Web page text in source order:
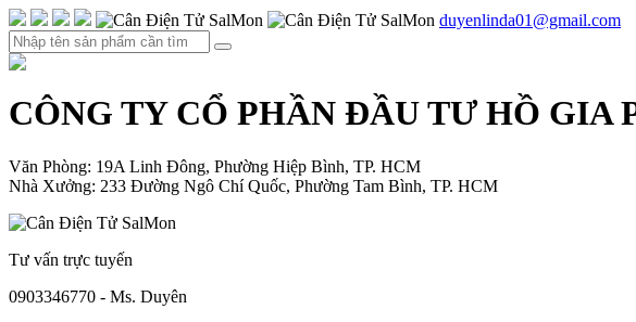
duyenlinda01@gmail.com
CÔNG TY CỔ PHẦN ĐẦU TƯ HỒ GIA
Văn Phòng: 19A Linh Đông, Phường Hiệp Bình, TP. HCM
Nhà Xưởng: 233 Đường Ngô Chí Quốc, Phường Tam Bình, TP. HCM
Tư vấn trực tuyến
0903346770 - Ms. Duyên